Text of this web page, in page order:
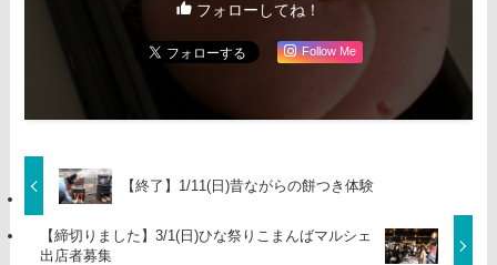
フォローしてね！
Follow Me
【終了】1/11(日)昔ながらの餅つき体験
【締切りました】3/1(日)ひな祭りこまんばマルシェ
出店者募集